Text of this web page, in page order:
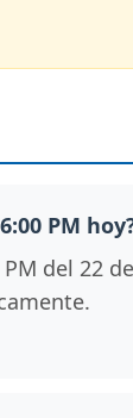
PM
del 22